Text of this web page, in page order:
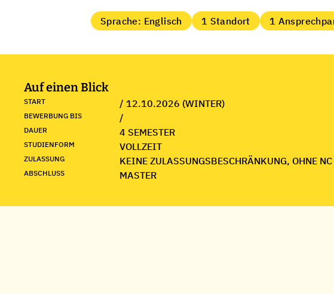
Sprache: Englisch 1 Standort 1
Auf einen Blick
START / 12.10.2026 (WINTER)
BEWERBUNG BIS /
DAUER 4 SEMESTER
STUDIENFORM VOLLZEIT
ZULASSUNG KEINE ZULASSUNGSBESCHRÄNKUNG, OHNE NC
ABSCHLUSS MASTER